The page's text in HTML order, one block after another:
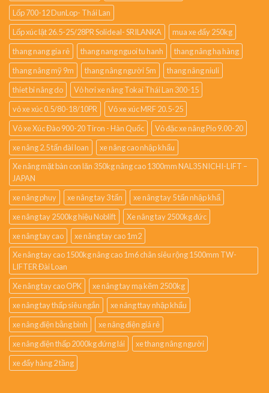
Lốp 700-12 DunLop- Thái Lan
Lốp xúc lật 26.5-25/28PR Solideal- SRILANKA
mua xe đẩy 250kg
thang nang gia rẻ
thang nang nguoi tu hanh
thang nâng hạ hàng
thang nâng mỹ 9m
thang nâng người 5m
thang nâng niuli
thiet bi nâng do
Vỏ hơi xe nâng Tokai Thái Lan 300-15
vỏ xe xúc 0.5/80-18/10PR
Vỏ xe xúc MRF 20.5-25
Vỏ xe Xúc Đào 900-20 Tiron - Hàn Quốc
Vỏ đặc xe nâng Pio 9.00-20
xe nâng 2.5 tấn đài loan
xe nâng cao nhập khẩu
Xe nâng mặt bàn con lăn 350kg nâng cao 1300mm NAL35 NICHI-LIFT –
JAPAN
xe nâng phuy
xe nâng tay 3 tấn
xe nâng tay 5 tấn nhập khẩ
xe nâng tay 2500kg hiệu Noblift
Xe nâng tay 2500kg đức
xe nâng tay cao
xe nâng tay cao 1m2
Xe nâng tay cao 1500kg nâng cao 1m6 chân siêu rộng 1500mm TW-
LIFTER Đài Loan
Xe nâng tay cao OPK
xe nâng tay mạ kẽm 2500kg
xe nâng tay thấp siêu ngắn
xe nâng ttay nhập khẩu
xe nâng điện bằng bình
xe nâng điện giá rẻ
xe nâng điện thấp 2000kg đứng lái
xe thang nâng người
xe đẩy hàng 2 tầng